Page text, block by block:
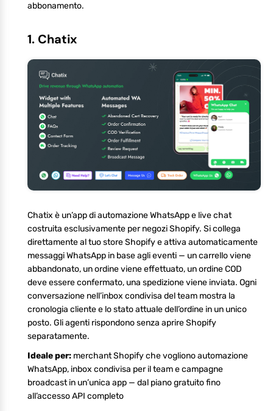
abbonamento.
1. Chatix
Chatix è un’app di automazione WhatsApp e live chat
costruita esclusivamente per negozi Shopify. Si collega
direttamente al tuo store Shopify e attiva automaticamente
messaggi WhatsApp in base agli eventi — un carrello viene
abbandonato, un ordine viene effettuato, un ordine COD
deve essere confermato, una spedizione viene inviata. Ogni
conversazione nell’inbox condivisa del team mostra la
cronologia cliente e lo stato attuale dell’ordine in un unico
posto. Gli agenti rispondono senza aprire Shopify
separatamente.
Ideale per: merchant Shopify che vogliono automazione
WhatsApp, inbox condivisa per il team e campagne
broadcast in un’unica app — dal piano gratuito fino
all’accesso API completo